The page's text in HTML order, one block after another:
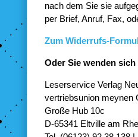
nach dem Sie sie
per Brief, Anruf, Fax,
Zum Widerrufs-
Oder Sie wenden
Leserservice Verlag
vertriebsunion meynen
Große Hub 10c
D-65341 Eltville am